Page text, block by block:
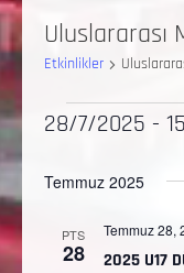
Uluslararası
Etkinlikler
28/7/2025 -
seç.
Temmuz 2025
PTS
28 2025 U17
Temmuz 28,